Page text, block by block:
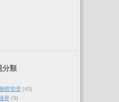
分類
體管理 (43)
界 (9)